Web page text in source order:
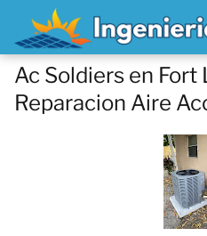
Ac Soldiers en Fort
Reparacion Aire